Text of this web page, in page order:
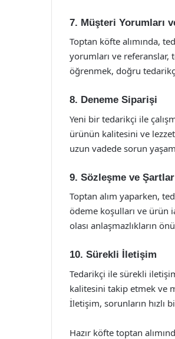
7. Müşteri Yorumları
Toptan köfte alımında,
yorumları ve
öğrenmek, doğru
8. Deneme Siparişi
Yeni bir tedarikçi ile
ürünün kalitesini ve
uzun vadede sorun
9. Sözleşme ve Şartlar
Toptan alım yaparken,
ödeme koşulları ve ürün
olası anlaşmazlıkların
10. Sürekli İletişim
Tedarikçi ile sürekli
kalitesini takip etmek ve
İletişim, sorunların hızlı
Hazır köfte toptan